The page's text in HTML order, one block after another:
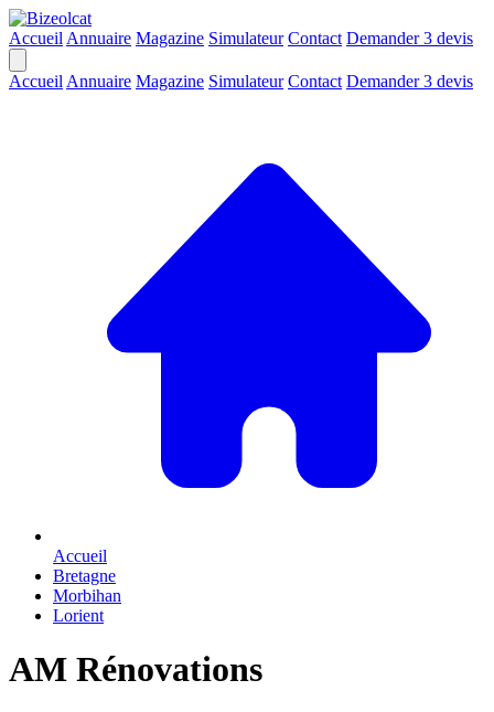
Accueil Annuaire Magazine Simulateur Contact Demander 3 devis
Accueil Annuaire Magazine Simulateur Contact Demander 3 devis
Accueil
Bretagne
Morbihan
Lorient
AM Rénovations